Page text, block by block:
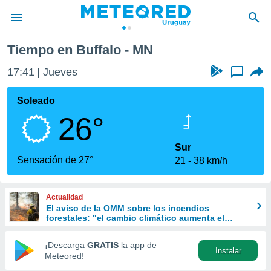
de
ha
calidad.
a este
las
y
forma
digital
basada
Tiempo en Buffalo - MN
17:41 Jueves ...
Soleado
26°
Sensación de 27°
Sur
21
38 km/h
Actualidad
El aviso de la OMM sobre los incendios
forestales: "el cambio climático aumenta el
¡Descarga GRATIS la app de
Meteored!
Instalar